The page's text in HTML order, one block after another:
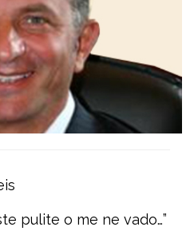
pulite o me ne vado…”